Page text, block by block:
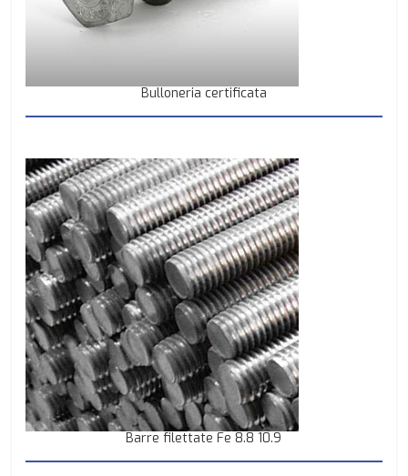
Bulloneria certificata
Barre filettate Fe 8.8 10.9